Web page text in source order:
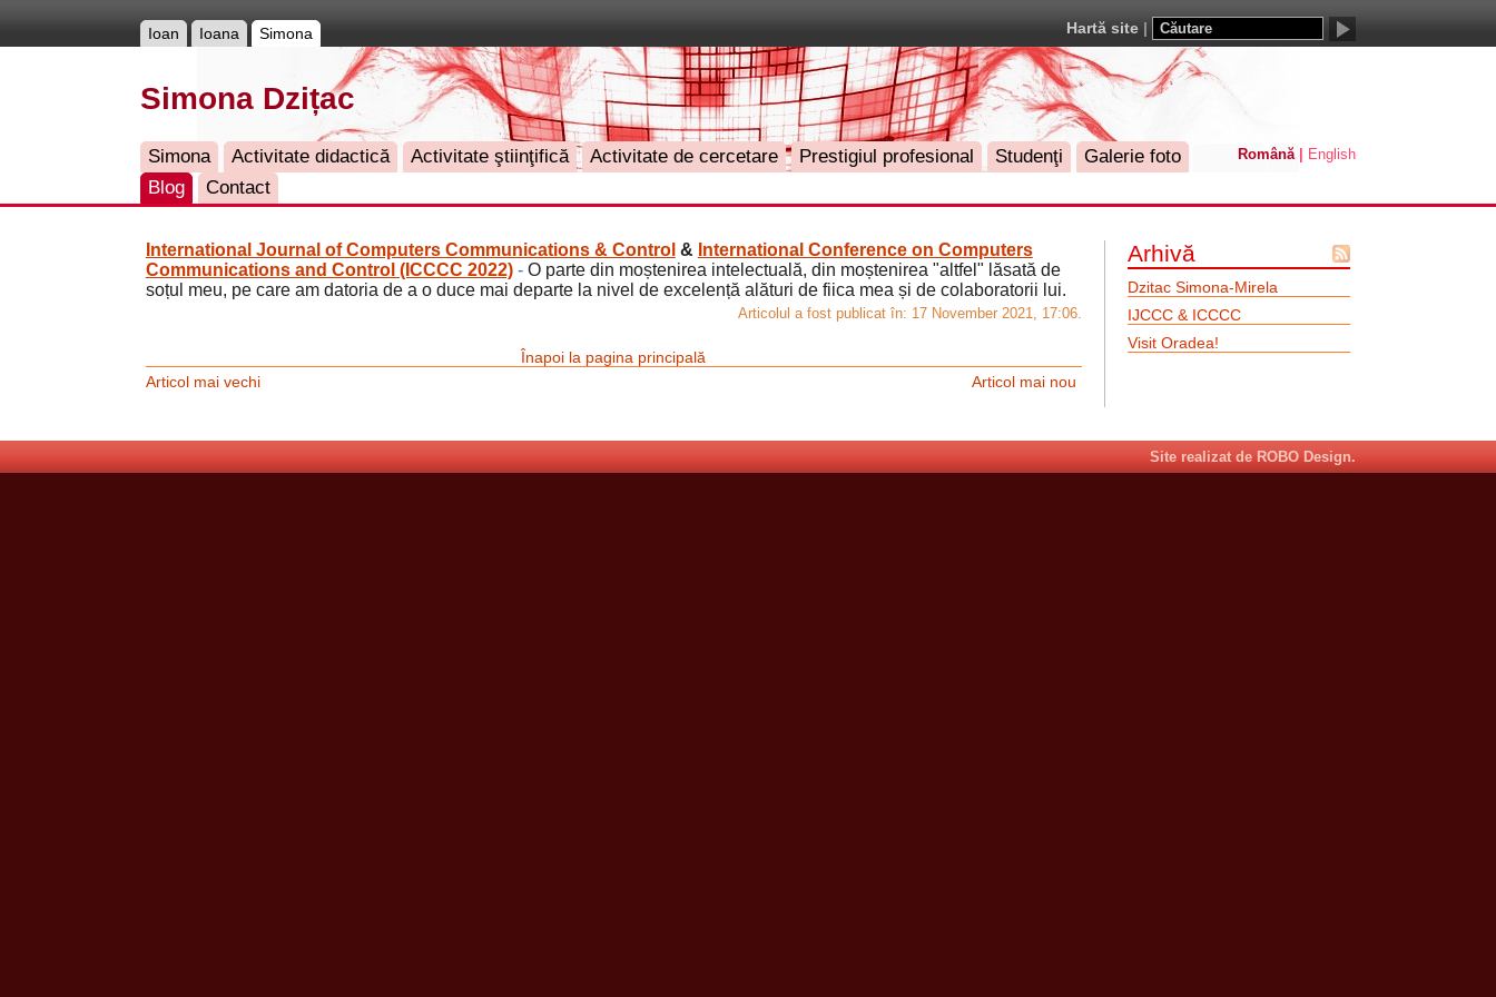
Ioan Ioana Simona Hartă site
Simona Dzițac
Română English
Simona Activitate didactică Activitate ştiinţifică Activitate de cercetare Prestigiul profesional Studenţi
Galerie foto
Blog
Contact
Arhivă
Dzitac Simona-Mirela
IJCCC & ICCCC
Visit Oradea!
International Journal of Computers Communications & Control & International Conference on Computers
Communications and Control (ICCCC 2022)- O parte din moștenirea intelectuală, din moștenirea "altfel" lăsată de
soțul meu, pe care am datoria de a o duce mai departe la nivel de excelență alături de fiica mea și de colaboratorii lui.
Articolul a fost publicat în: 17 November 2021, 17:06.
Înapoi la pagina principală
Articol mai vechi
Articol mai nou
Site realizat de ROBO Design.